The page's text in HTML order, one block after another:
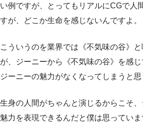
い例ですが、とってもリアルにCGで人
すが、どこか生命を感じないんですよ。
こういうのを業界では《不気味の谷》
が、ジーニーから《不気味の谷》を感
ジーニーの魅力がなくなってしまうと思
生身の人間がちゃんと演じるからこそ
魅力を表現できるんだと僕は思っていま